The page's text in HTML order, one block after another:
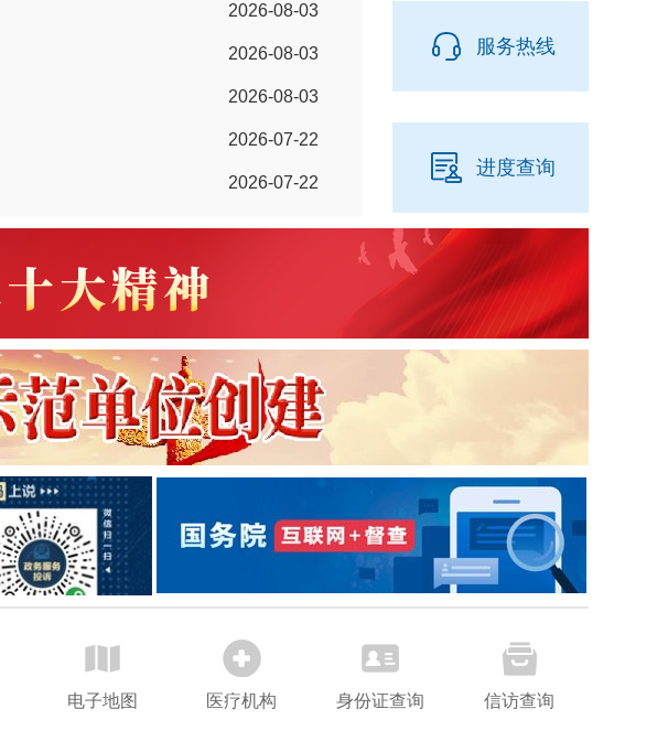
2026-08-03
2026-08-03
2026-08-03
2026-07-22
2026-07-22
服务热线
进度查询
电子地图 医疗机构 身份证查询 信访查询